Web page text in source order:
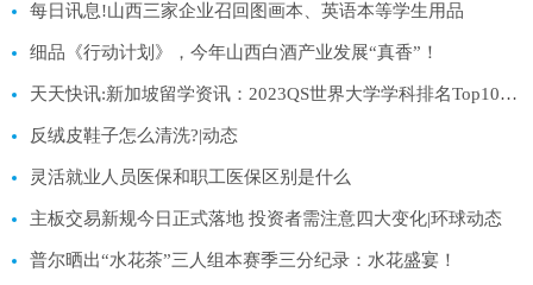
每日讯息!山西三家企业召回图画本、英语本等学生用品
细品《行动计划》，今年山西白酒产业发展“真香”！
天天快讯:新加坡留学资讯：2023QS世界大学学科排名Top100专业汇总
反绒皮鞋子怎么清洗?|动态
灵活就业人员医保和职工医保区别是什么
主板交易新规今日正式落地 投资者需注意四大变化|环球动态
普尔晒出“水花茶”三人组本赛季三分纪录：水花盛宴！